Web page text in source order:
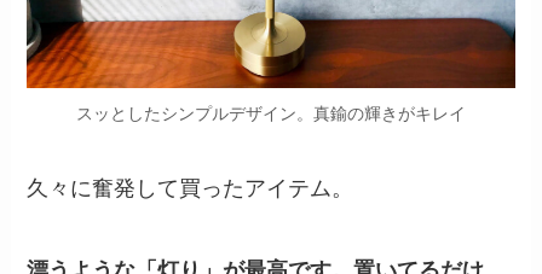
スッとしたシンプルデザイン。真鍮の輝きがキレイ
久々に奮発して買ったアイテム。